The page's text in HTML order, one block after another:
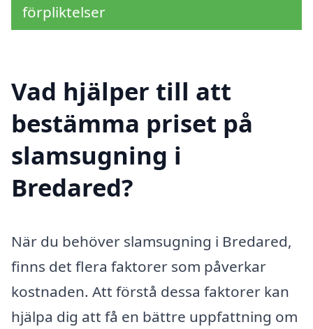
förpliktelser
Vad hjälper till att
bestämma priset på
slamsugning i
Bredared?
När du behöver slamsugning i Bredared,
finns det flera faktorer som påverkar
kostnaden. Att förstå dessa faktorer kan
hjälpa dig att få en bättre uppfattning om